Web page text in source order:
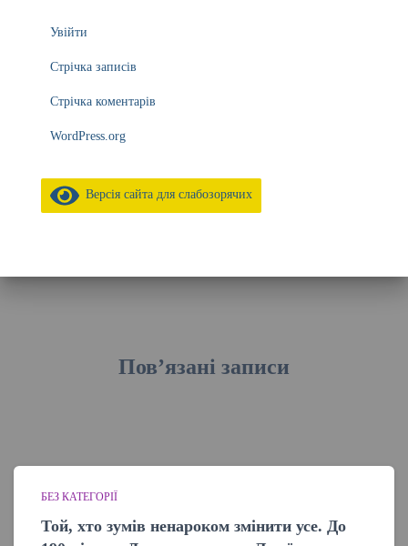
Увійти
Стрічка записів
Стрічка коментарів
WordPress.org
Версія сайта для слабозорячих
Пов’язані записи
БЕЗ КАТЕГОРІЇ
Той, хто зумів ненароком змінити усе. До